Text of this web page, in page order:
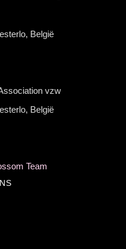
België
vzw
België
Team